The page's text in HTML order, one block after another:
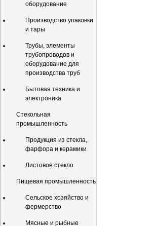
оборудование
Производство упаковки
и тары
Трубы, элементы
трубопроводов и
оборудование для
производства труб
Бытовая техника и
электроника
Стекольная
промышленность
Продукция из стекла,
фарфора и керамики
Листовое стекло
Пищевая промышленность
Сельское хозяйство и
фермерство
Мясные и рыбные